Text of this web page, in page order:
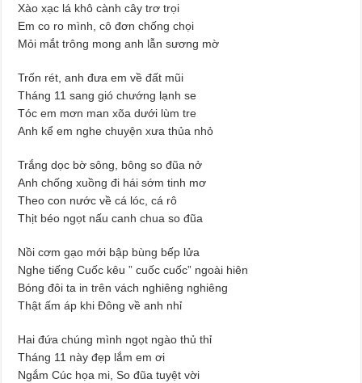
Xào xạc lá khô cành cây trơ trọi
Em co ro mình, cô đơn chống chọi
Mỏi mắt trông mong anh lẫn sương mờ
Trốn rét, anh đưa em về đất mũi
Tháng 11 sang gió chướng lạnh se
Tóc em mơn man xõa dưới lùm tre
Anh kể em nghe chuyện xưa thủa nhỏ
Trắng dọc bờ sông, bông so đũa nở
Anh chống xuồng đi hái sớm tinh mơ
Theo con nước về cá lóc, cá rô
Thịt béo ngọt nấu canh chua so đũa
Nồi cơm gạo mới bập bùng bếp lửa
Nghe tiếng Cuốc kêu ” cuốc cuốc” ngoài hiên
Bóng đôi ta in trên vách nghiêng nghiêng
Thật ấm áp khi Đông về anh nhỉ
Hai đứa chúng mình ngọt ngào thủ thỉ
Tháng 11 này đẹp lắm em ơi
Ngắm Cúc họa mi, So đũa tuyệt vời